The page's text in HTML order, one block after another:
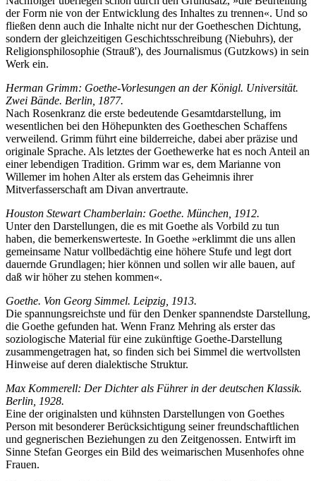
der Form nie von der Entwicklung des Inhaltes zu trennen«. Und so
fließen denn auch die Inhalte nicht nur der Goetheschen Dichtung,
sondern der gleichzeitigen Geschichtsschreibung (Niebuhrs), der
Religionsphilosophie (Strauß'), des Journalismus (Gutzkows) in sein
Werk ein.
Herman Grimm: Goethe-Vorlesungen an der Königl. Universität.
Zwei Bände. Berlin, 1877.
Nach Rosenkranz die erste bedeutende Gesamtdarstellung, im
wesentlichen bei den Höhepunkten des Goetheschen Schaffens
verweilend. Grimm führt eine bilderreiche, dabei aber präzise und
originale Sprache. Als letztes der Goethewerke hat es noch Anteil an
einer lebendigen Tradition. Grimm war es, dem Marianne von
Willemer im hohen Alter als erstem das Geheimnis ihrer
Mitverfasserschaft am Divan anvertraute.
Houston Stewart Chamberlain: Goethe. München, 1912.
Unter den Darstellungen, die es mit Goethe als Vorbild zu tun
haben, die bemerkenswerteste. In Goethe »erklimmt die uns allen
gemeinsame Natur vollbedächtig eine höhere Stufe und legt dort
dauernde Grundlagen; hier können und sollen wir alle bauen, auf
daß wir höher zu stehen kommen«.
Goethe. Von Georg Simmel. Leipzig, 1913.
Die spannungsreichste und für den Denker spannendste Darstellung,
die Goethe gefunden hat. Wenn Franz Mehring als erster das
soziologische Material für eine zukünftige Goethe-Darstellung
zusammengetragen hat, so finden sich bei Simmel die wertvollsten
Hinweise auf deren dialektische Struktur.
Max Kommerell: Der Dichter als Führer in der deutschen Klassik.
Berlin, 1928.
Eine der originalsten und kühnsten Darstellungen von Goethes
Person mit besonderer Berücksichtigung seiner freundschaftlichen
und gegnerischen Beziehungen zu den Zeitgenossen. Entwirft im
Sinne Stefan Georges ein Bild des weimarischen Musenhofes ohne
Frauen.